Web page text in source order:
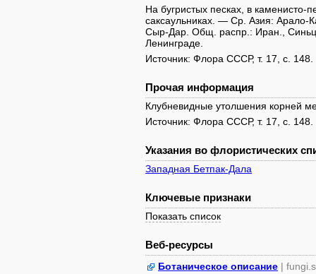
На бугристых песках, в каменисто-
саксаульниках. — Ср. Азия:
Сыр-Дар. Общ. распр.: Иран.,
Ленинграде.
Источник: Флора СССР, т. 17, с. 148.
Прочая информация
Клубневидные утолшения корней
Источник: Флора СССР, т. 17, с. 148.
Указания во флористических
Западная Бетпак-Дала
Ключевые признаки
Показать список
Веб-ресурсы
Ботаническое описание |